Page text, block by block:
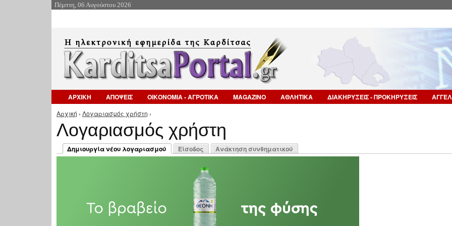
Πέμπτη, 06 Αυγούστου 2026
ΑΡΧΙΚΗ ΑΠΟΨΕΙΣ ΟΙΚΟΝΟΜΙΑ - ΑΓΡΟΤΙΚΑ MAGAZINO ΑΘΛΗΤΙΚΑ ΔΙΑΚΗΡΥΞΕΙΣ - ΠΡΟΚΗΡΥΞΕΙΣ
Είστε εδώ
Αρχική › Λογαριασμός χρήστη ›
Λογαριασμός χρήστη
Πρωτεύουσες καρτέλες
Δημιουργία νέου λογαριασμού
(ενεργή καρτέλα)
Είσοδος Ανάκτηση συνθηματικού